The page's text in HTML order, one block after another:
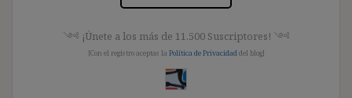
༺ ¡Únete a los más de 11.500 Suscriptores! ༺
[Con el registro aceptas la Política de Privacidad del blog]